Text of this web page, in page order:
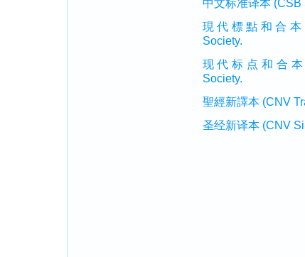
中文标准译本
現代標點和合本
Society.
现代标点和合本
Society.
聖經新譯本 (CNV
圣经新译本 (CNV